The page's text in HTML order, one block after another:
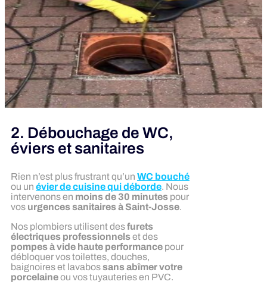
2. Débouchage de WC,
éviers et sanitaires
Rien n’est plus frustrant qu’un WC bouché
ou un évier de cuisine qui déborde. Nous
intervenons en moins de 30 minutes pour
vos urgences sanitaires à Saint-Josse.
Nos plombiers utilisent desfurets
électriques professionnelset des
pompes à vide haute performance pour
débloquer vos toilettes, douches,
baignoires et lavabossans abîmer votre
porcelaineou vos tuyauteries en PVC.